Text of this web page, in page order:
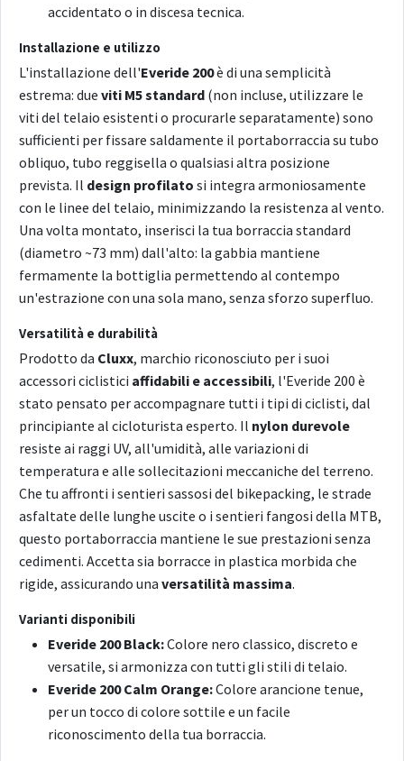
accidentato o in discesa tecnica.
Installazione e utilizzo
L'installazione dell'Everide 200è di una semplicità
estrema: due viti M5 standard (non incluse, utilizzare le
viti del telaio esistenti o procurarle separatamente) sono
sufficienti per fissare saldamente il portaborraccia su tubo
obliquo, tubo reggisella o qualsiasi altra posizione
prevista. Il design profilato si integra armoniosamente
con le linee del telaio, minimizzando la resistenza al vento.
Una volta montato, inserisci la tua borraccia standard
(diametro ~73 mm) dall'alto: la gabbia mantiene
fermamente la bottiglia permettendo al contempo
un'estrazione con una sola mano, senza sforzo superfluo.
Versatilità e durabilità
Prodotto da Cluxx, marchio riconosciuto per i suoi
accessori ciclistici affidabili e accessibili, l'Everide 200 è
stato pensato per accompagnare tutti i tipi di ciclisti, dal
principiante al cicloturista esperto. Il nylon durevole
resiste ai raggi UV, all'umidità, alle variazioni di
temperatura e alle sollecitazioni meccaniche del terreno.
Che tu affronti i sentieri sassosi del bikepacking, le strade
asfaltate delle lunghe uscite o i sentieri fangosi della MTB,
questo portaborraccia mantiene le sue prestazioni senza
cedimenti. Accetta sia borracce in plastica morbida che
rigide, assicurando una versatilità massima.
Varianti disponibili
Everide 200 Black:Colore nero classico, discreto e
versatile, si armonizza con tutti gli stili di telaio.
Everide 200 Calm Orange:Colore arancione tenue,
per un tocco di colore sottile e un facile
riconoscimento della tua borraccia.